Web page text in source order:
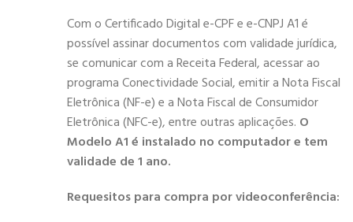
Com o Certificado Digital e-CPF e e-CNPJ A1 é
possível assinar documentos com validade jurídica,
se comunicar com a Receita Federal, acessar ao
programa Conectividade Social, emitir a Nota Fiscal
Eletrônica (NF-e) e a Nota Fiscal de Consumidor
Eletrônica (NFC-e), entre outras aplicações. O
Modelo A1 é instalado no computador e tem
validade de 1 ano.
Requesitos para compra por videoconferência: